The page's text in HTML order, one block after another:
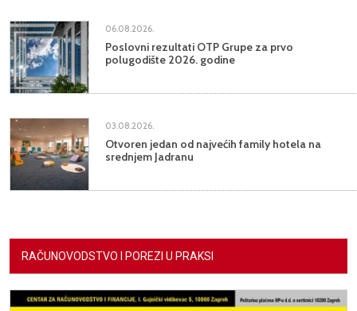
06.08.2026.
Poslovni rezultati OTP Grupe za prvo
polugodište 2026. godine
03.08.2026.
Otvoren jedan od najvećih family hotela na
srednjem Jadranu
RAČUNOVODSTVO I POREZI U PRAKSI